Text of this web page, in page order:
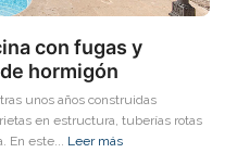
con fugas y
hormigón
unos años construidas
en estructura, tuberías rotas
En este... Leer más